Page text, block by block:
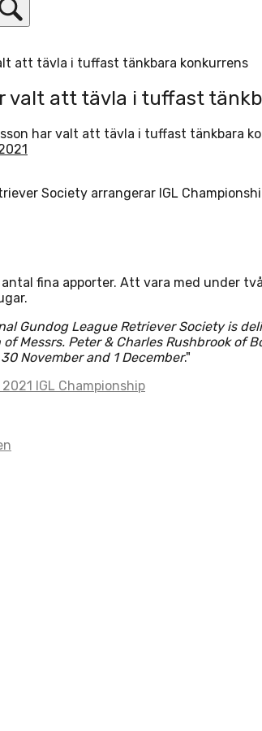
att tävla i tuffast tänkbara konkurrens
valt att tävla i tuffast
har valt att tävla i tuffast tänkbara
Society arrangerar IGL
fina apporter. Att vara med under
Gundog League Retriever Society is
Messrs. Peter & Charles Rushbrook of
November and 1 December."
IGL Championship